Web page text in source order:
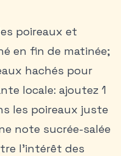
poireaux et
en fin de matinée;
hachés pour
locale: ajoutez 1
les poireaux juste
note sucrée-salée
l’intérêt des